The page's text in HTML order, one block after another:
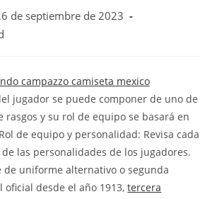
de septiembre de 2023
jugador se puede componer de uno de
rasgos y su rol de equipo se basará en
de equipo y personalidad: Revisa cada
las personalidades de los jugadores.
de uniforme alternativo o segunda
oficial desde el año 1913,tercera